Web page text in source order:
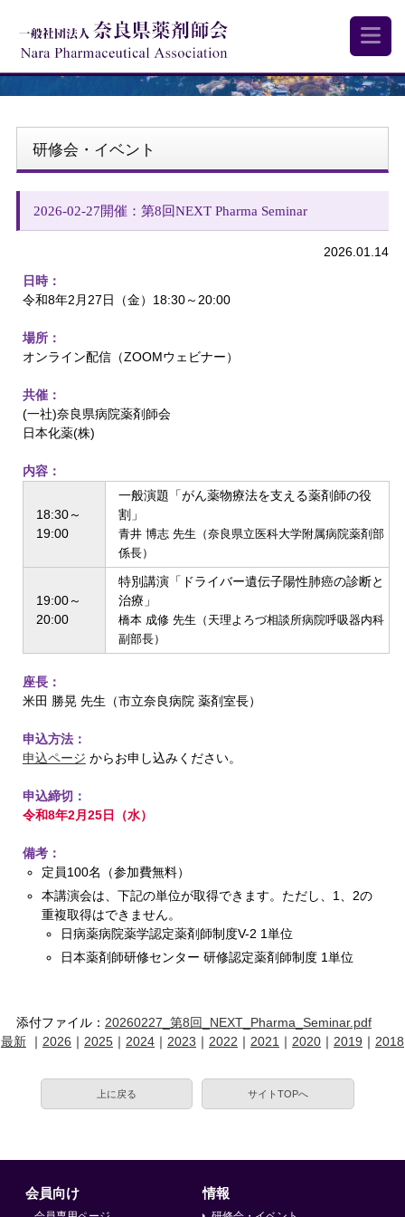
研修会・イベント
2026-02-27開催：第8回NEXT Pharma Seminar
2026.01.14
日時：
令和8年2月27日（金）18:30～20:00
場所：
オンライン配信（ZOOMウェビナー）
共催：
(一社)奈良県病院薬剤師会
日本化薬(株)
内容：
18:30～
19:00
一般演題「がん薬物療法を支える薬剤師の役
割」
青井 博志 先生（奈良県立医科大学附属病院薬剤部
係長）
19:00～
20:00
特別講演「ドライバー遺伝子陽性肺癌の診断と
治療」
橋本 成修 先生（天理よろづ相談所病院呼吸器内科
副部長）
座長：
米田 勝晃 先生（市立奈良病院 薬剤室長）
申込方法：
申込ページ からお申し込みください。
申込締切：
令和8年2月25日（水）
備考：
定員100名（参加費無料）
本講演会は、下記の単位が取得できます。ただし、1、2の
重複取得はできません。
日病薬病院薬学認定薬剤師制度V-2 1単位
日本薬剤師研修センター 研修認定薬剤師制度 1単位
添付ファイル： 20260227_第8回_NEXT_Pharma_Seminar.pdf
最新 ｜ 2026 ｜ 2025 ｜ 2024 ｜ 2023 ｜ 2022 ｜ 2021 ｜ 2020 ｜ 2019 ｜ 2018
会員向け 情報
上に戻る サイトTOPへ